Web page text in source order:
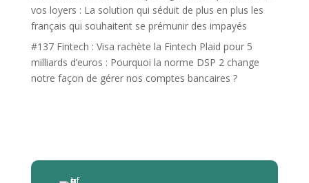
vos loyers : La solution qui séduit de plus en plus les
français qui souhaitent se prémunir des impayés
#137 Fintech : Visa rachète la Fintech Plaid pour 5
milliards d’euros : Pourquoi la norme DSP 2 change
notre façon de gérer nos comptes bancaires ?